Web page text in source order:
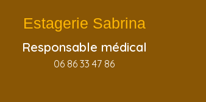
Estagerie Sabrina
Responsable médical
06 86 33 47 86